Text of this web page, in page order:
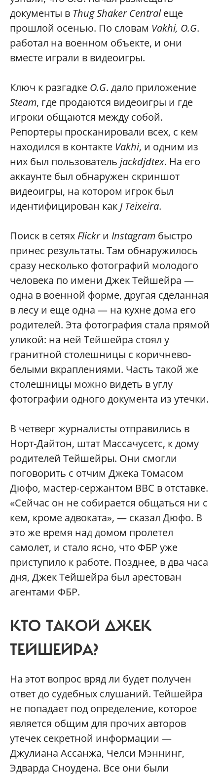
документы в Thug Shaker Centralеще
прошлой осенью. По словам Vakhi, O.G.
работал на военном объекте, и они
вместе играли в видеоигры.
Ключ к разгадке O.G. дало приложение
Steam, где продаются видеоигры и где
игроки общаются между собой.
Репортеры просканировали всех, с кем
находился в контакте Vakhi, и одним из
них был пользователь jackdjdtex. На его
аккаунте был обнаружен скриншот
видеоигры, на котором игрок был
идентифицирован как J Teixeira.
Поиск в сетях Flickrи Instagram быстро
принес результаты. Там обнаружилось
сразу несколько фотографий молодого
человека по имени Джек Тейшейра —
одна в военной форме, другая сделанная
в лесу и еще одна — на кухне дома его
родителей. Эта фотография стала прямой
уликой: на ней Тейшейра стоял у
гранитной столешницы с коричнево-
белыми вкраплениями. Часть такой же
столешницы можно видеть в углу
фотографии одного документа из утечки.
В четверг журналисты отправились в
Норт-Дайтон, штат Массачусетс, к дому
родителей Тейшейры. Они смогли
поговорить с отчим Джека Томасом
Дюфо, мастер-сержантом ВВС в отставке.
«Сейчас он не собирается общаться ни с
кем, кроме адвоката», — сказал Дюфо. В
это же время над домом пролетел
самолет, и стало ясно, что ФБР уже
приступило к работе. Позднее, в два часа
дня, Джек Тейшейра был арестован
агентами ФБР.
КТО ТАКОЙ ДЖЕК
ТЕЙШЕЙРА?
На этот вопрос вряд ли будет получен
ответ до судебных слушаний. Тейшейра
не попадает под определение, которое
является общим для прочих авторов
утечек секретной информации —
Джулиана Ассанжа, Челси Мэннинг,
Эдварда Сноудена. Все они были